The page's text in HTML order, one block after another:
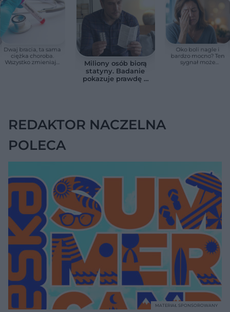
Dwaj bracia, ta sama
ciężka choroba.
Wszystko zmieniają
Miliony osób biorą
statyny. Badanie
pokazuje prawdę o
Oko boli nagle i
bardzo mocno? Ten
sygnał może
REDAKTOR NACZELNA
POLECA
MATERIAŁ SPONSOROWANY